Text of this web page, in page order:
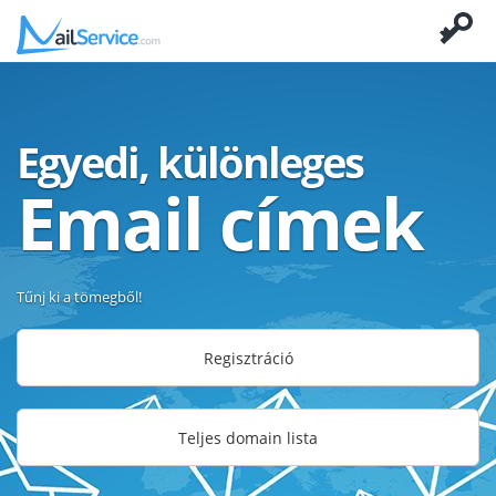
Egyedi, különleges
Email címek
Tűnj ki a tömegből!
Regisztráció
Teljes domain lista